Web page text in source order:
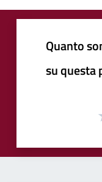
Quanto
su questa